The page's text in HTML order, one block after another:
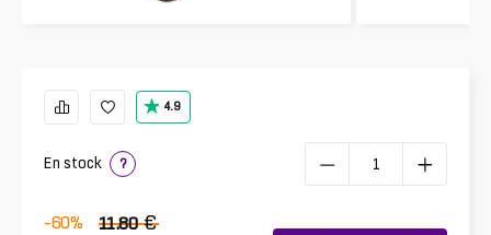
4.9
En stock ?
-60% 11.80 €